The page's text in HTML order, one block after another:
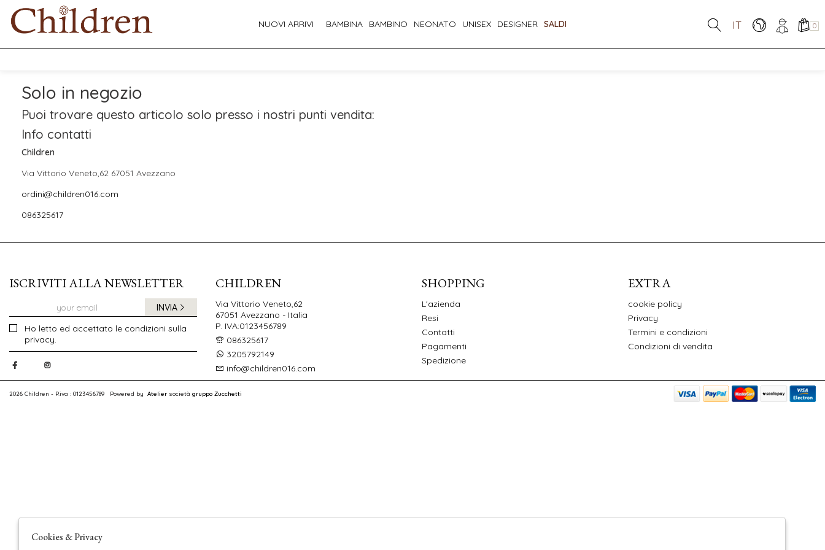
IT 0
NUOVI ARRIVI BAMBINA BAMBINO NEONATO UNISEX DESIGNER SALDI
Solo in negozio
Puoi trovare questo articolo solo presso i nostri punti vendita:
Info contatti
Children
Via Vittorio Veneto,62 67051 Avezzano
ordini@children016.com
086325617
ISCRIVITI ALLA NEWSLETTER
Ho letto ed accettato le condizioni sulla
privacy.
INVIA
CHILDREN
Via Vittorio Veneto,62
67051 Avezzano - Italia
P. IVA:0123456789
086325617
3205792149
info@children016.com
SHOPPING
L'azienda
Resi
Contatti
Pagamenti
Spedizione
EXTRA
cookie policy
Privacy
Termini e condizioni
Condizioni di vendita
2026 Children - P.iva : 0123456789 Powered by Ateliersocietà gruppo Zucchetti
Cookies & Privacy